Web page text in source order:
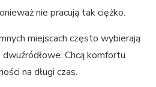
nie pracują tak ciężko.
miejscach często wybierają
Chcą komfortu
na długi czas.